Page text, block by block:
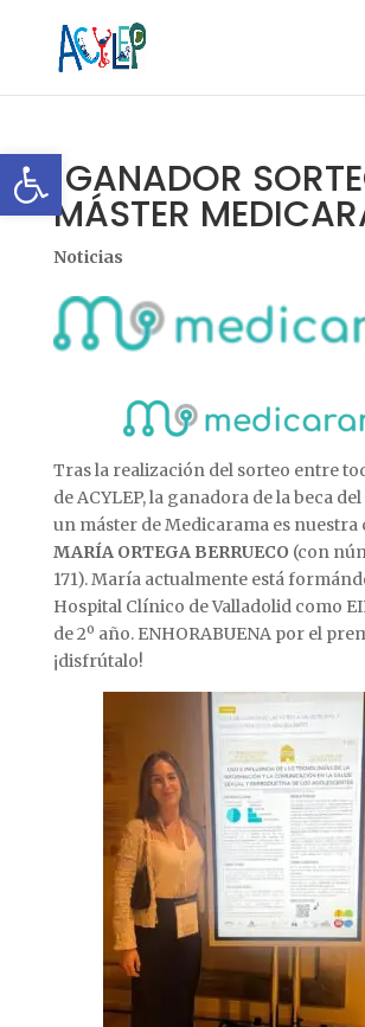
Abrir barra de herramientas
¡GANADOR
MÁSTER
Noticias
Tras la realización del sorteo entre
de ACYLEP, la ganadora de la beca
un máster de Medicarama es nuestra
MARÍA ORTEGA BERRUECO (con
171). María actualmente está
Hospital Clínico de Valladolid como
de 2º año. ENHORABUENA por el
¡disfrútalo!